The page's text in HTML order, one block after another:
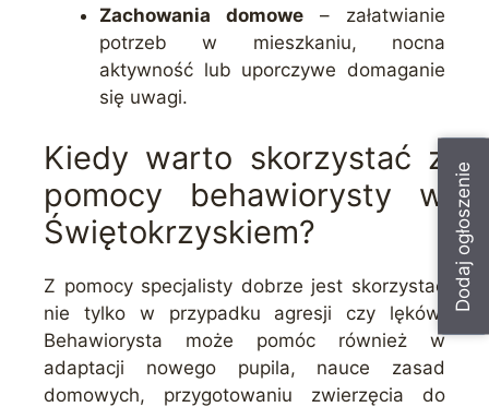
Dodaj ogłoszenie
Zachowania domowe – załatwianie
potrzeb w mieszkaniu, nocna
aktywność lub uporczywe domaganie
się uwagi.
Kiedy warto skorzystać z
pomocy behawiorysty w
Świętokrzyskiem?
Z pomocy specjalisty dobrze jest skorzystać
nie tylko w przypadku agresji czy lęków.
Behawiorysta może pomóc również w
adaptacji nowego pupila, nauce zasad
domowych, przygotowaniu zwierzęcia do